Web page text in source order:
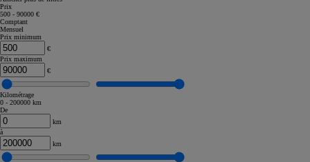
Prix
500 - 90000 €
Comptant
Mensuel
Prix minimum
€
Prix maximum
€
Kilométrage
0 - 200000 km
De
km
à
km